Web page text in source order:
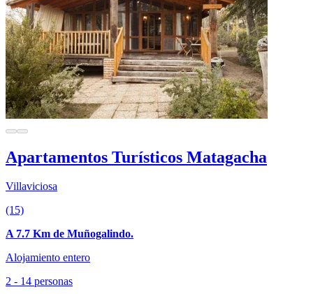
Apartamentos Turísticos Matagacha
Villaviciosa
(15)
A 7.7 Km de Muñogalindo.
Alojamiento entero
2 - 14 personas